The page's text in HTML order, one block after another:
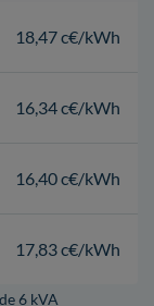
18,47 c€/kWh
16,34 c€/kWh
16,40 c€/kWh
17,83 c€/kWh
6 kVA